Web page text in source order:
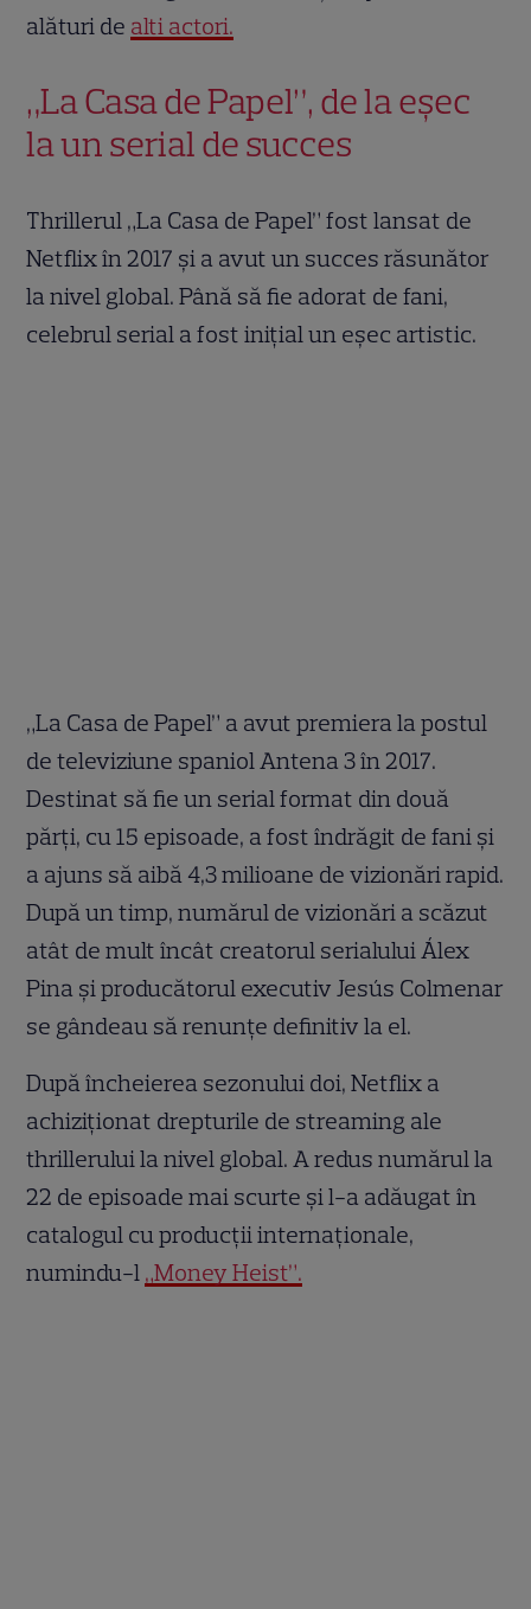
alături de alti actori.
„La Casa de Papel”, de la eșec
la un serial de succes
Thrillerul „La Casa de Papel” fost lansat de
Netflix în 2017 și a avut un succes răsunător
la nivel global. Până să fie adorat de fani,
celebrul serial a fost inițial un eșec artistic.
„La Casa de Papel” a avut premiera la postul
de televiziune spaniol Antena 3 în 2017.
Destinat să fie un serial format din două
părți, cu 15 episoade, a fost îndrăgit de fani și
a ajuns să aibă 4,3 milioane de vizionări rapid.
După un timp, numărul de vizionări a scăzut
atât de mult încât creatorul serialului Álex
Pina și producătorul executiv Jesús Colmenar
se gândeau să renunțe definitiv la el.
După încheierea sezonului doi, Netflix a
achiziționat drepturile de streaming ale
thrillerului la nivel global. A redus numărul la
22 de episoade mai scurte și l-a adăugat în
catalogul cu producții internaționale,
numindu-l „Money Heist”.